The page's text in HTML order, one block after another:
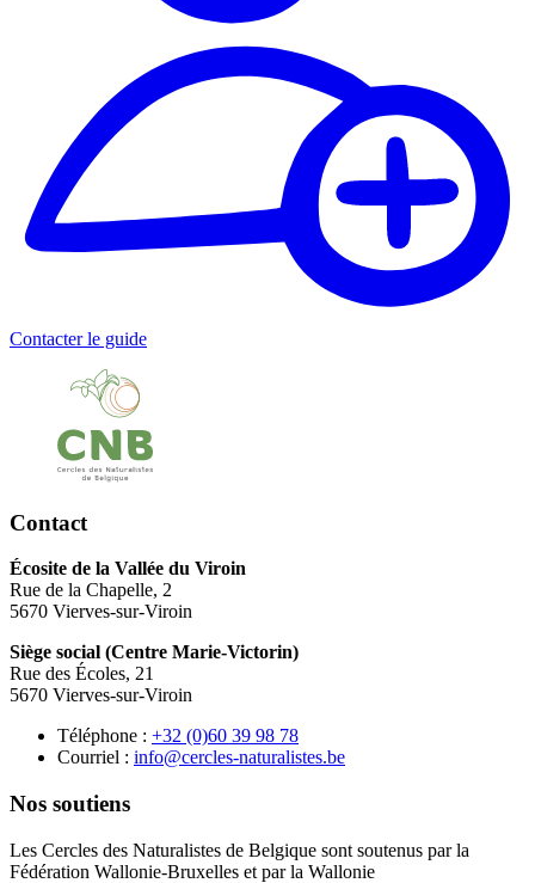
Contacter le guide
Contact
Écosite de la Vallée du Viroin
Rue de la Chapelle, 2
5670 Vierves-sur-Viroin
Siège social (Centre Marie-Victorin)
Rue des Écoles, 21
5670 Vierves-sur-Viroin
Téléphone : 87 89 93 06(0) 23+
Courriel : eb.setsilarutan-selcrec@ofni
Nos soutiens
Les Cercles des Naturalistes de Belgique sont soutenus par la
Fédération Wallonie-Bruxelles et par la Wallonie